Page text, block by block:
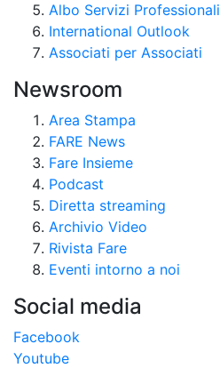
Albo Servizi Professionali
International Outlook
Associati per Associati
Newsroom
Area Stampa
FARE News
Fare Insieme
Podcast
Diretta streaming
Archivio Video
Rivista Fare
Eventi intorno a noi
Social media
Facebook
Youtube